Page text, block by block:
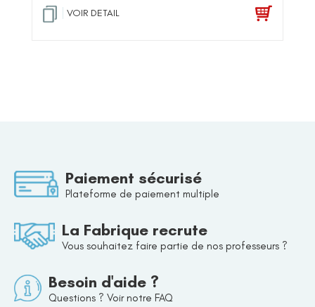
VOIR DETAIL
Paiement sécurisé
Plateforme de paiement multiple
La Fabrique recrute
Vous souhaitez faire partie de nos professeurs ?
Besoin d'aide ?
Questions ? Voir notre FAQ